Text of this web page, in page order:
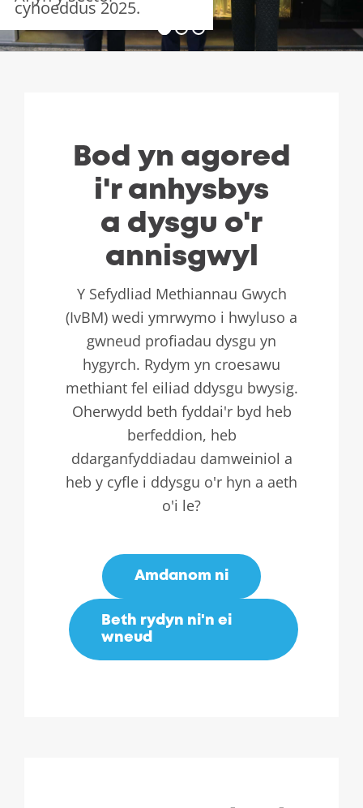
cyhoeddus 2025.
Bod yn agored
i'r anhysbys
a dysgu o'r
annisgwyl
Y Sefydliad Methiannau Gwych
(IvBM) wedi ymrwymo i hwyluso a
gwneud profiadau dysgu yn
hygyrch. Rydym yn croesawu
methiant fel eiliad ddysgu bwysig.
Oherwydd beth fyddai'r byd heb
berfeddion, heb
ddarganfyddiadau damweiniol a
heb y cyfle i ddysgu o'r hyn a aeth
o'i le?
Amdanom ni
Beth rydyn ni'n ei
wneud